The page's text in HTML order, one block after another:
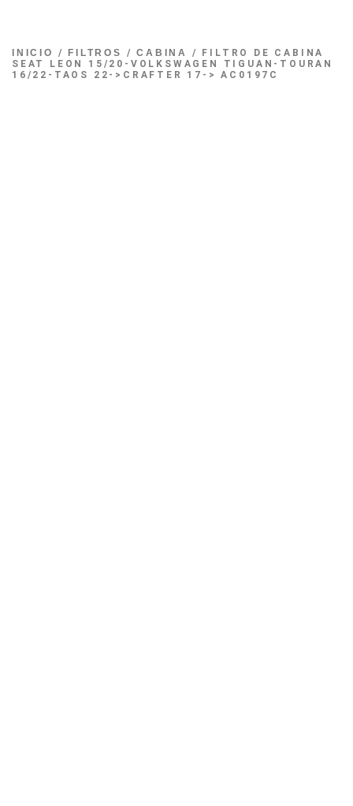
INICIO / FILTROS /CABINA
/ FILTRO DE CABINA
SEAT LEON 15/20-VOLKSWAGEN TIGUAN-TOURAN
16/22-TAOS 22->CRAFTER 17-> AC0197C